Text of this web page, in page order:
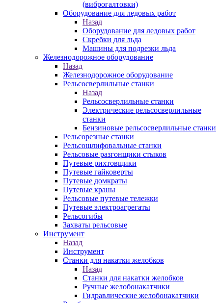
(виброгалтовки)
Оборудование для ледовых работ
Назад
Оборудование для ледовых работ
Скребки для льда
Машины для подрезки льда
Железнодорожное оборудование
Назад
Железнодорожное оборудование
Рельсосверлильные станки
Назад
Рельсосверлильные станки
Электрические рельсосверлильные
станки
Бензиновые рельсосверлильные станки
Рельсорезные станки
Рельсошлифовальные станки
Рельсовые разгонщики стыков
Путевые рихтовщики
Путевые гайковерты
Путевые домкраты
Путевые краны
Рельсовые путевые тележки
Путевые электроагрегаты
Рельсогибы
Захваты рельсовые
Инструмент
Назад
Инструмент
Станки для накатки желобков
Назад
Станки для накатки желобков
Ручные желобонакатчики
Гидравлические желобонакатчики